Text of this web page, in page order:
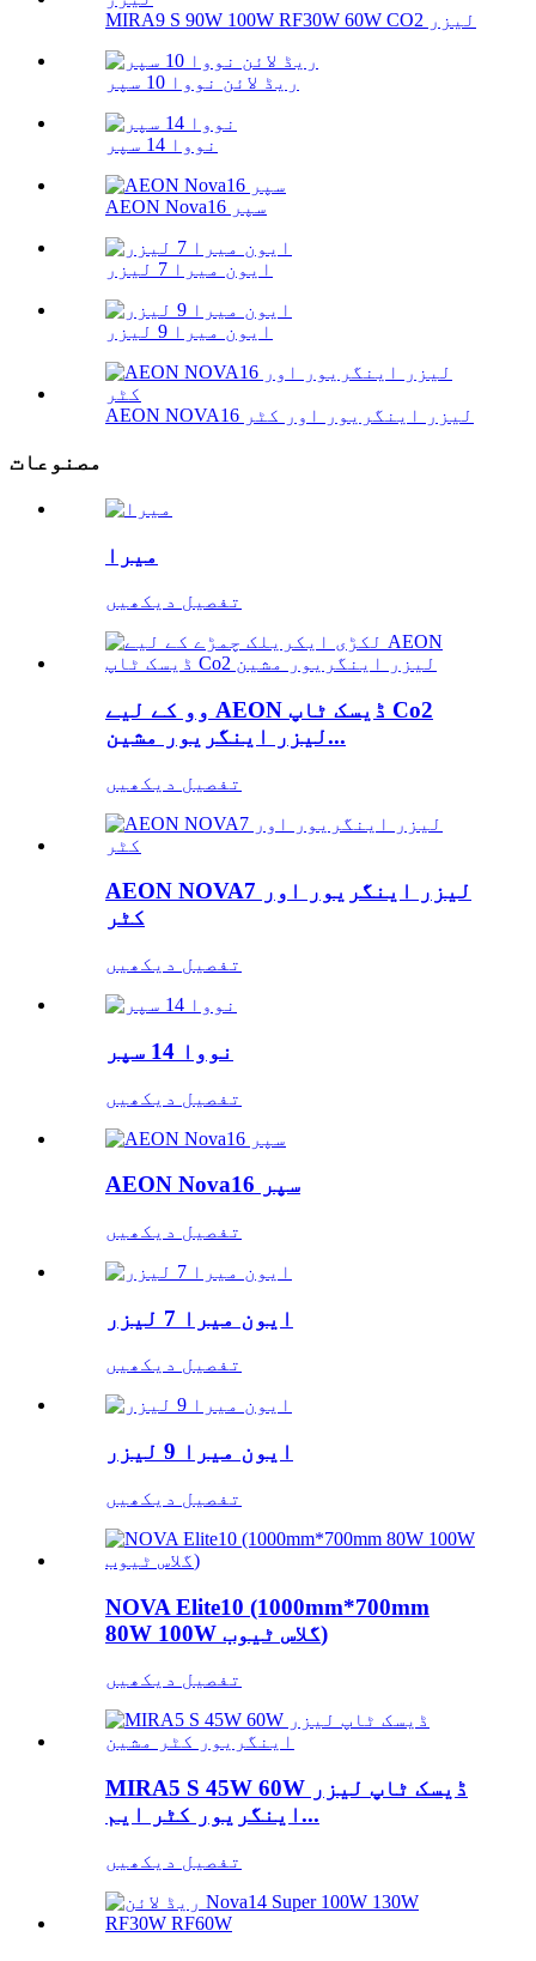
MIRA9 S 90W 100W RF30W 60W CO2 لیزر
ریڈ لائن نووا 10 سپر
نووا 14 سپر
AEON Nova16 سپر
ایون میرا 7 لیزر
ایون میرا 9 لیزر
AEON NOVA16 لیزر اینگریور اور کٹر
مصنوعات
میرا
تفصیل دیکھیں
وو کے لیے AEON ڈیسک ٹاپ Co2
لیزر اینگریور مشین...
تفصیل دیکھیں
AEON NOVA7 لیزر اینگریور اور
کٹر
تفصیل دیکھیں
نووا 14 سپر
تفصیل دیکھیں
AEON Nova16 سپر
تفصیل دیکھیں
ایون میرا 7 لیزر
تفصیل دیکھیں
ایون میرا 9 لیزر
تفصیل دیکھیں
NOVA Elite10 (1000mm*700mm
80W 100W گلاس ٹیوب)
تفصیل دیکھیں
MIRA5 S 45W 60W ڈیسک ٹاپ لیزر
اینگریور کٹر ایم...
تفصیل دیکھیں